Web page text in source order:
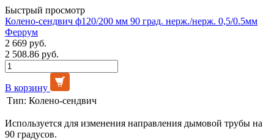
Быстрый просмотр
Колено-сендвич ф120/200 мм 90 град. нерж./нерж. 0,5/0.5мм
Феррум
2 669 руб.
2 508.86 руб.
В корзину
Тип: Колено-сендвич
Используется для изменения направления дымовой трубы на
90 градусов.